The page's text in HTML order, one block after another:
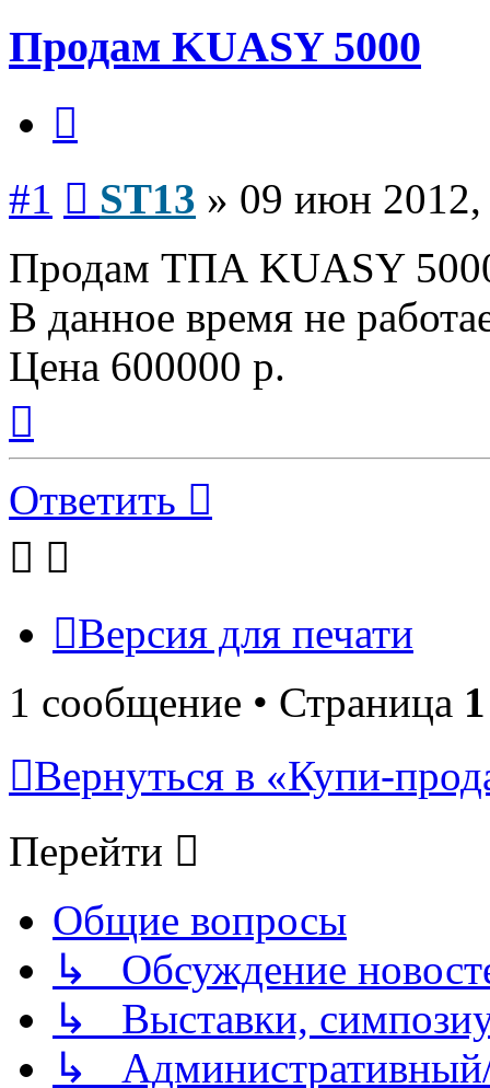
Продам KUASY 5000
#1 ST13 » 09 июн 2012,
Продам ТПА KUASY 5000
В данное время не
Цена 600000 р.
началу
Ответить
Версия для печати
1 сообщение • Страница 1
Вернуться в «Купи-
Перейти
Общие вопросы
↳ Обсуждение
↳ Выставки,
↳